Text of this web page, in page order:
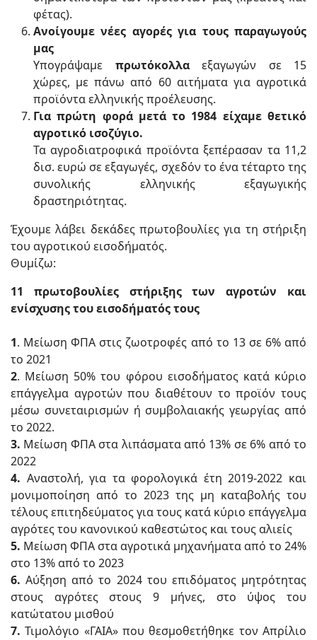
φέτας).
Ανοίγουμε νέες αγορές για τους παραγωγούς
μας
Υπογράψαμε πρωτόκολλαεξαγωγών σε 15
χώρες, με πάνω από 60 αιτήματα για αγροτικά
προϊόντα ελληνικής προέλευσης.
Για πρώτη φορά μετά το 1984 είχαμε θετικό
αγροτικό ισοζύγιο.
Τα αγροδιατροφικά προϊόντα ξεπέρασαν τα 11,2
δισ. ευρώ σε εξαγωγές, σχεδόν το ένα τέταρτο της
συνολικής ελληνικής εξαγωγικής
δραστηριότητας.
Έχουμε λάβει δεκάδες πρωτοβουλίες για τη στήριξη
του αγροτικού εισοδήματός.
Θυμίζω:
11 πρωτοβουλίες στήριξης των αγροτών και
ενίσχυσης του εισοδήματός τους
1. Μείωση ΦΠΑ στις ζωοτροφές από το 13 σε 6% από
το 2021
2. Μείωση 50% του φόρου εισοδήματος κατά κύριο
επάγγελμα αγροτών που διαθέτουν το προϊόν τους
μέσω συνεταιρισμών ή συμβολαιακής γεωργίας από
το 2022.
3. Μείωση ΦΠΑ στα λιπάσματα από 13% σε 6% από το
2022
4. Αναστολή, για τα φορολογικά έτη 2019-2022 και
μονιμοποίηση από το 2023 της μη καταβολής του
τέλους επιτηδεύματος για τους κατά κύριο επάγγελμα
αγρότες του κανονικού καθεστώτος και τους αλιείς
5. Μείωση ΦΠΑ στα αγροτικά μηχανήματα από το 24%
στο 13% από το 2023
6. Αύξηση από το 2024 του επιδόματος μητρότητας
στους αγρότες στους 9 μήνες, στο ύψος του
κατώτατου μισθού
7. Τιμολόγιο «ΓΑΙΑ» που θεσμοθετήθηκε τον Απρίλιο